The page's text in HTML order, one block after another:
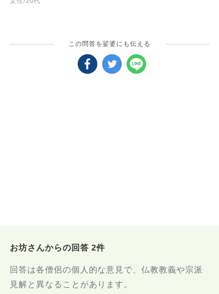
この問答を娑婆にも伝える
お坊さんからの回答 2件
回答は各僧侶の個人的な意見で、仏教教義や宗派
見解と異なることがあります。